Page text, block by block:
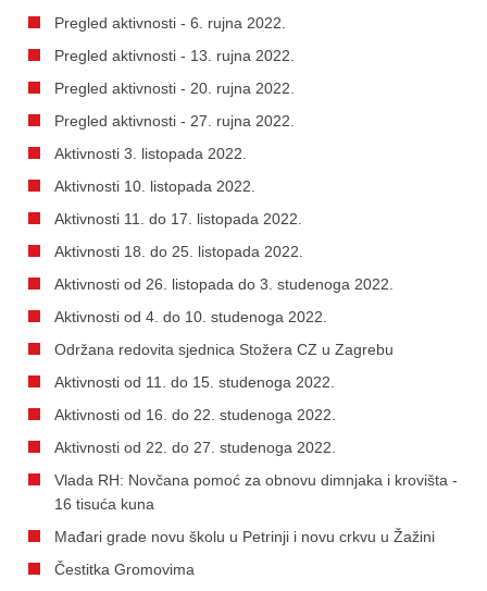
Pregled aktivnosti - 6. rujna 2022.
Pregled aktivnosti - 13. rujna 2022.
Pregled aktivnosti - 20. rujna 2022.
Pregled aktivnosti - 27. rujna 2022.
Aktivnosti 3. listopada 2022.
Aktivnosti 10. listopada 2022.
Aktivnosti 11. do 17. listopada 2022.
Aktivnosti 18. do 25. listopada 2022.
Aktivnosti od 26. listopada do 3. studenoga 2022.
Aktivnosti od 4. do 10. studenoga 2022.
Održana redovita sjednica Stožera CZ u Zagrebu
Aktivnosti od 11. do 15. studenoga 2022.
Aktivnosti od 16. do 22. studenoga 2022.
Aktivnosti od 22. do 27. studenoga 2022.
Vlada RH: Novčana pomoć za obnovu dimnjaka i krovišta -
16 tisuća kuna
Mađari grade novu školu u Petrinji i novu crkvu u Žažini
Čestitka Gromovima